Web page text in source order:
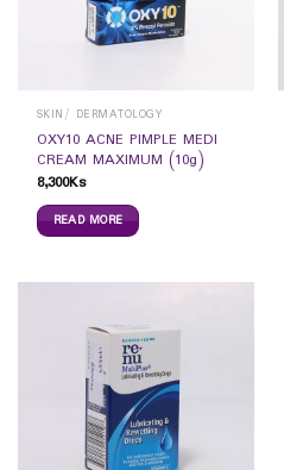
SKIN/ DERMATOLOGY
OXY10 ACNE PIMPLE MEDI
CREAM MAXIMUM (10g)
8,300Ks
READ MORE